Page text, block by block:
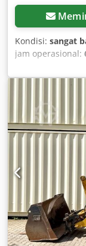
Kondisi: sangat
jam operasional: